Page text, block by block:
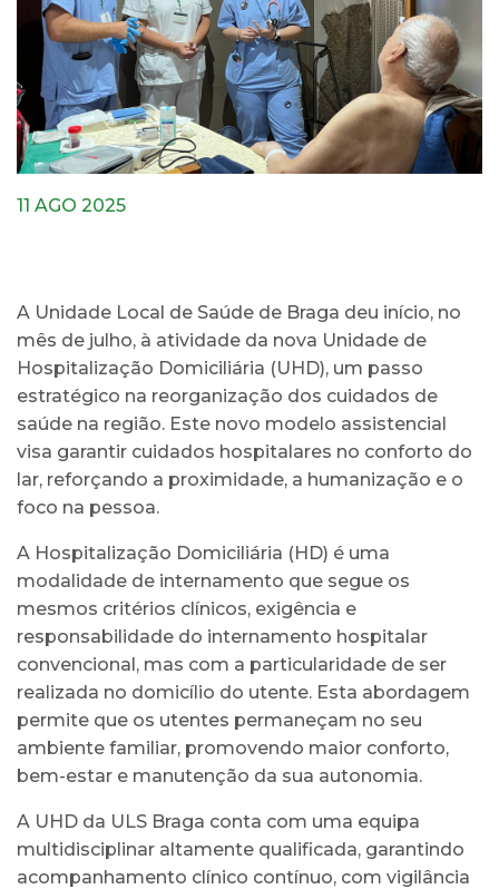
11 AGO 2025
A Unidade Local de Saúde de Braga deu início, no
mês de julho, à atividade da nova Unidade de
Hospitalização Domiciliária (UHD), um passo
estratégico na reorganização dos cuidados de
saúde na região. Este novo modelo assistencial
visa garantir cuidados hospitalares no conforto do
lar, reforçando a proximidade, a humanização e o
foco na pessoa.
A Hospitalização Domiciliária (HD) é uma
modalidade de internamento que segue os
mesmos critérios clínicos, exigência e
responsabilidade do internamento hospitalar
convencional, mas com a particularidade de ser
realizada no domicílio do utente. Esta abordagem
permite que os utentes permaneçam no seu
ambiente familiar, promovendo maior conforto,
bem-estar e manutenção da sua autonomia.
A UHD da ULS Braga conta com uma equipa
multidisciplinar altamente qualificada, garantindo
acompanhamento clínico contínuo, com vigilância